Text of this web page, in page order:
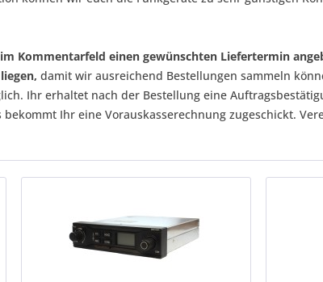
Kommentarfeld einen gewünschten Liefertermin
damit wir ausreichend Bestellungen sammeln
Ihr erhaltet nach der Bestellung eine
Ihr eine Vorauskasserechnung zugeschickt.